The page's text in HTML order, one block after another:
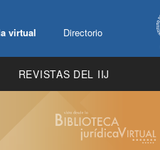
virtual Directorio
REVISTAS DEL IIJ